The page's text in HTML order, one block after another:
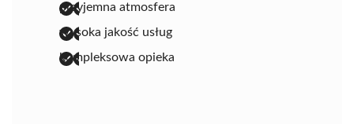
przyjemna atmosfera
wysoka jakość usług
kompleksowa opieka